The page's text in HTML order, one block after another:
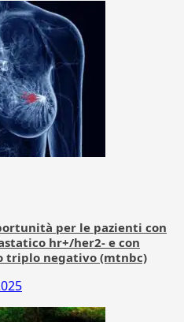
per le pazienti con
hr+/her2- e con
triplo negativo (mtnbc)